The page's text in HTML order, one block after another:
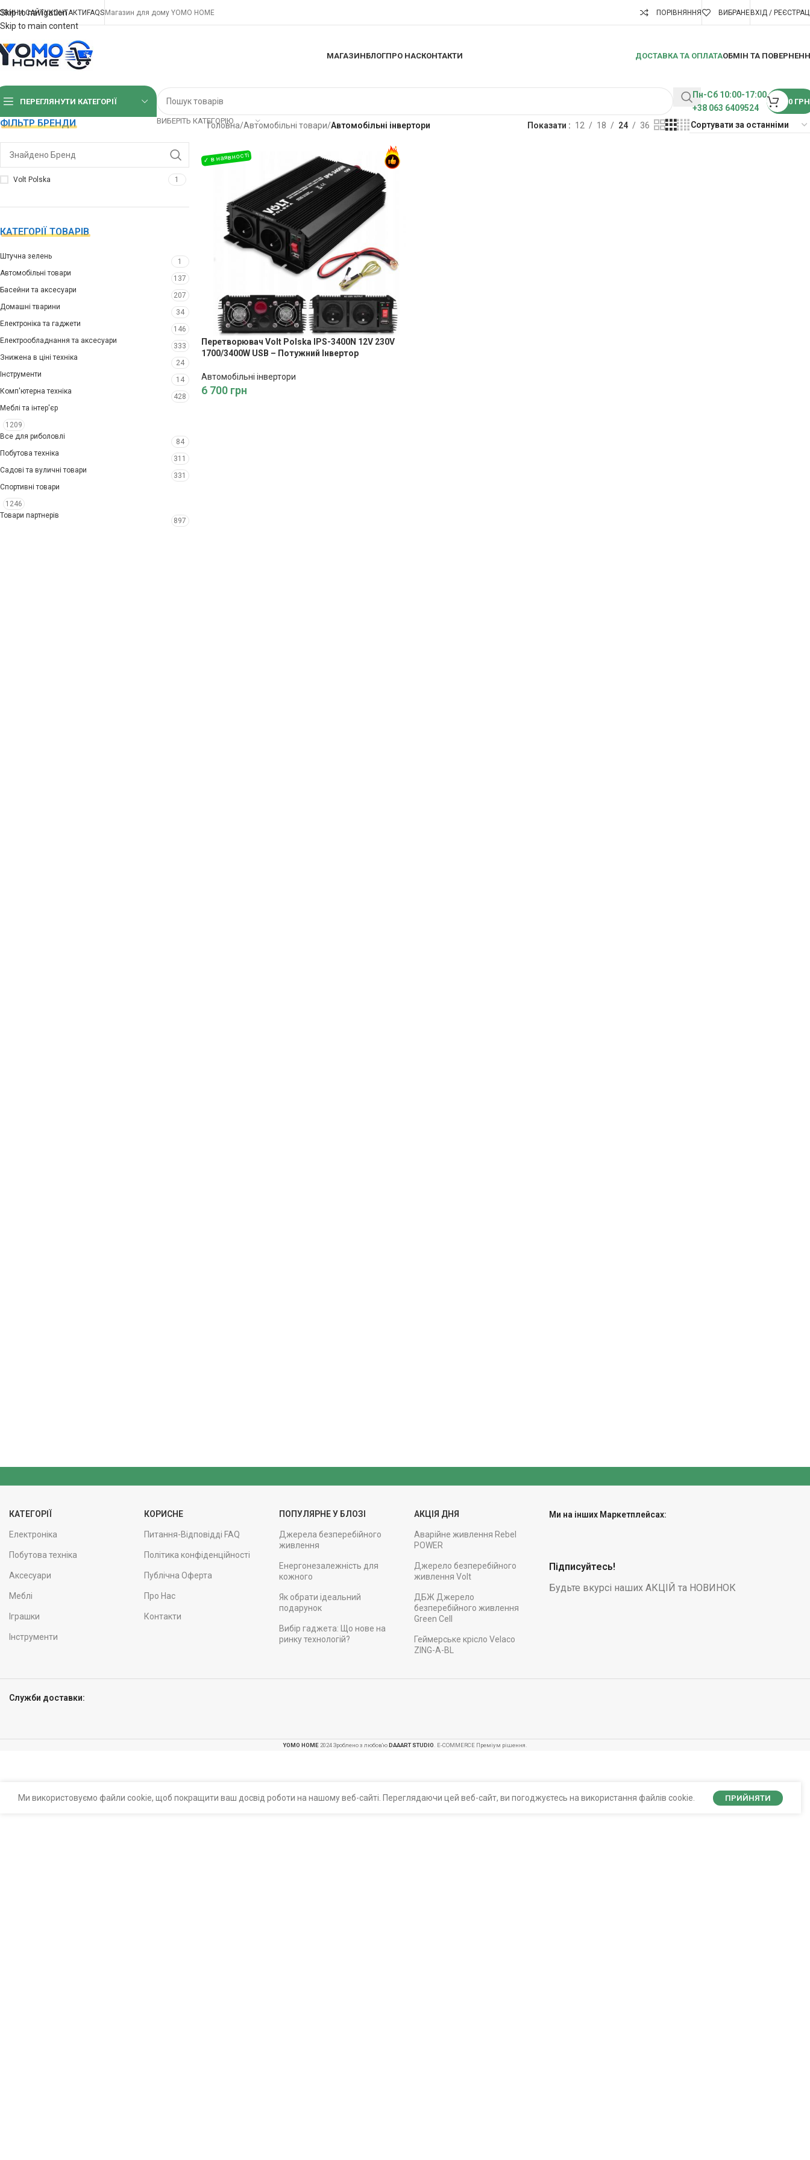
Skip to navigation
Skip to main content
САЙТУКОНТАКТИFAQSМагазин для дому YOMO HOME ПОРІВНЯННЯ ВИБРАНЕВХІД /
МАГАЗИНБЛОГПРО НАСКОНТАКТИ ДОСТАВКА ТА ОПЛАТАОБМІН ТА
ПЕРЕГЛЯНУТИ КАТЕГОРІЇ
ВИБЕРІТЬ КАТЕГОРІЮ
Пн-Сб 10:00-17:00
+38 063 6409524
0 ГРН
ФІЛЬТР БРЕНДИ
Volt Polska 1
КАТЕГОРІЇ ТОВАРІВ
Штучна зелень
1
Автомобільні товари
137
Басейни та аксесуари
207
Домашні тварини
34
Електроніка та гаджети
146
Електрообладнання та аксесуари
333
Знижена в ціні техніка
24
Інструменти
14
Комп'ютерна техніка
428
Меблі та інтер'єр
1209
Все для риболовлі
84
Побутова техніка
311
Садові та вуличні товари
331
Спортивні товари
1246
Товари партнерів
897
Головна/Автомобільні товари/Автомобільні інвертори Показати 12 18 24 36
Перетворювач Volt Polska IPS-3400N 12V 230V
1700/3400W USB – Потужний Інвертор
Автомобільні інвертори
6 700 грн
КАТЕГОРІЇ
Електроніка
Побутова техніка
Аксесуари
Меблі
Іграшки
Інструменти
КОРИСНЕ
Питання-Відповідді FAQ
Політика конфіденційності
Публічна Оферта
Про Нас
Контакти
ПОПУЛЯРНЕ У БЛОЗІ
Джерела безперебійного
живлення
Енергонезалежність для
кожного
Як обрати ідеальний
подарунок
Вибір гаджета: Що нове на
ринку технологій?
АКЦІЯ ДНЯ
Аварійне живлення Rebel
POWER
Джерело безперебійного
живлення Volt
ДБЖ Джерело
безперебійного живлення
Green Cell
Геймерське крісло Velaco
ZING-A-BL
Ми на інших Маркетплейсах:
Підписуйтесь!
Будьте вкурсі наших АКЦІЙ та НОВИНОК
Служби доставки:
YOMO HOME 2024 Зроблено з любов'юDAAART STUDIO . E-COMMERCE Преміум рішення.
Ми використовуємо файли cookie, щоб покращити ваш досвід роботи на нашому веб-сайті. Переглядаючи цей веб-сайт, ви погоджуєтесь на використання файлів cookie. ПРИЙНЯТИ